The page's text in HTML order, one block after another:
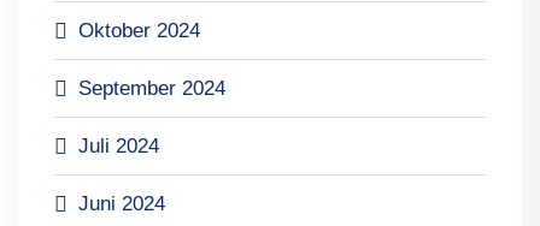
Oktober 2024
September 2024
Juli 2024
Juni 2024